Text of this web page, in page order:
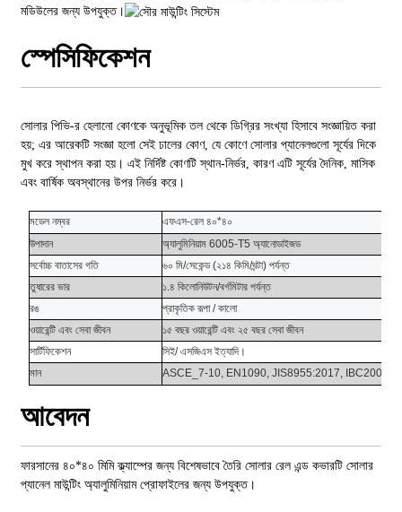
মডিউলের জন্য উপযুক্ত।
স্পেসিফিকেশন
সোলার পিভি-র হেলানো কোণকে অনুভূমিক তল থেকে ডিগ্রির সংখ্যা হিসাবে সংজ্ঞায়িত করা
হয়; এর আরেকটি সংজ্ঞা হলো সেই ঢালের কোণ, যে কোণে সোলার প্যানেলগুলো সূর্যের দিকে
মুখ করে স্থাপন করা হয়। এই নির্দিষ্ট কোণটি স্থান-নির্ভর, কারণ এটি সূর্যের দৈনিক, মাসিক
এবং বার্ষিক অবস্থানের উপর নির্ভর করে।
মডেল নম্বর
এফএস-রেল ৪০*৪০
উপাদান
অ্যালুমিনিয়াম 6005-T5 অ্যানোডাইজড
সর্বোচ্চ বাতাসের গতি
৬০ মি/সেকেন্ড (২১৪ কিমি/ঘন্টা) পর্যন্ত
তুষারের ভার
১.৪ কিলোনিউটন/বর্গমিটার পর্যন্ত
রঙ
প্রাকৃতিক রূপা / কালো
ওয়ারেন্টি এবং সেবা জীবন ১৫ বছর ওয়ারেন্টি এবং ২৫ বছর সেবা জীবন
সার্টিফিকেশন
সিই/ এসজিএস ইত্যাদি।
মান
ASCE_7-10, EN1090, JIS8955:2017, IBC2009
আবেদন
ফারসানের ৪০*৪০ মিমি ক্ল্যাম্পের জন্য বিশেষভাবে তৈরি সোলার রেল এন্ড কভারটি সোলার
প্যানেল মাউন্টিং অ্যালুমিনিয়াম প্রোফাইলের জন্য উপযুক্ত।